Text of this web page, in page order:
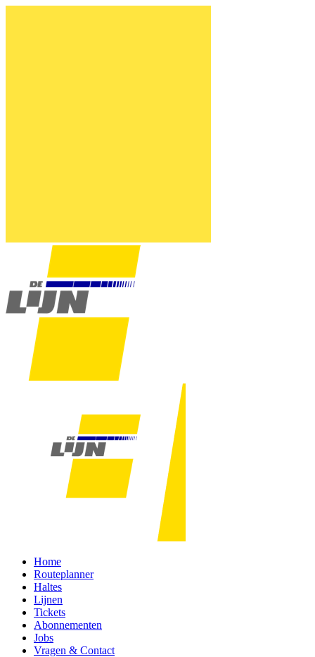
Home
Routeplanner
Haltes
Lijnen
Tickets
Abonnementen
Jobs
Vragen & Contact